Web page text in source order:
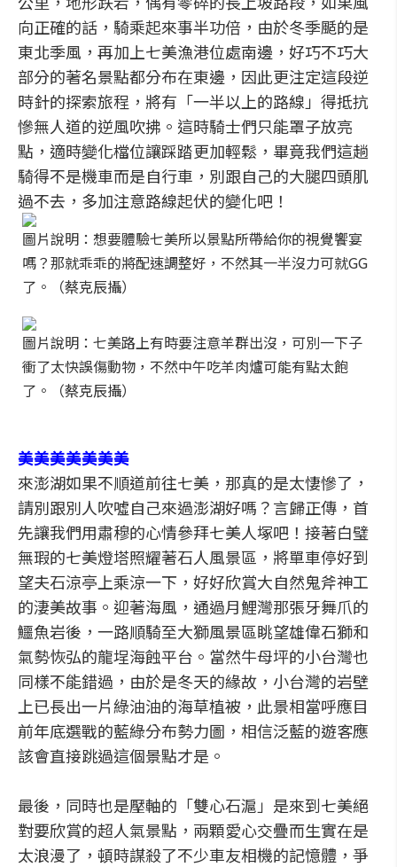
向正確的話，騎乘起來事半功倍，由於冬季颳的是
東北季風，再加上七美漁港位處南邊，好巧不巧大
部分的著名景點都分布在東邊，因此更注定這段逆
時針的探索旅程，將有「一半以上的路線」得抵抗
慘無人道的逆風吹拂。這時騎士們只能罩子放亮
點，適時變化檔位讓踩踏更加輕鬆，畢竟我們這趟
騎得不是機車而是自行車，別跟自己的大腿四頭肌
過不去，多加注意路線起伏的變化吧！
圖片說明：想要體驗七美所以景點所帶給你的視覺饗宴
嗎？那就乖乖的將配速調整好，不然其一半沒力可就GG
了。（蔡克辰攝）
圖片說明：七美路上有時要注意羊群出沒，可別一下子
衝了太快誤傷動物，不然中午吃羊肉爐可能有點太飽
了。（蔡克辰攝）
美美美美美美美
來澎湖如果不順道前往七美，那真的是太悽慘了，
請別跟別人吹噓自己來過澎湖好嗎？言歸正傳，首
先讓我們用肅穆的心情參拜七美人塚吧！接著白璧
無瑕的七美燈塔照耀著石人風景區，將單車停好到
望夫石涼亭上乘涼一下，好好欣賞大自然鬼斧神工
的淒美故事。迎著海風，通過月鯉灣那張牙舞爪的
鱷魚岩後，一路順騎至大獅風景區眺望雄偉石獅和
氣勢恢弘的龍埕海蝕平台。當然牛母坪的小台灣也
同樣不能錯過，由於是冬天的緣故，小台灣的岩壁
上已長出一片綠油油的海草植被，此景相當呼應目
前年底選戰的藍綠分布勢力圖，相信泛藍的遊客應
該會直接跳過這個景點才是。
最後，同時也是壓軸的「雙心石滬」是來到七美絕
對要欣賞的超人氣景點，兩顆愛心交疊而生實在是
太浪漫了，頓時謀殺了不少車友相機的記憶體，爭